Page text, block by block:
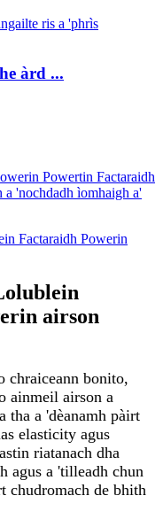
àrd ...
airson
chraiceann bonito,
ainmeil airson a
tha a 'dèanamh pàirt
elasticity agus
riatanach dha
agus a 'tilleadh chun
chudromach de bhith